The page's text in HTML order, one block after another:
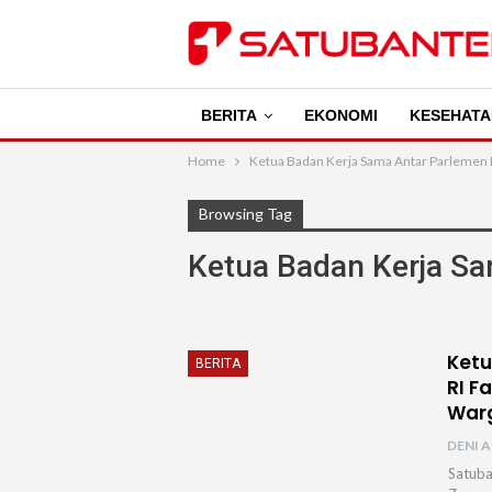
BERITA EKONOMI
Home Ketua Badan Kerja Sama Antar Parlemen
Browsing Tag
Ketua Badan Kerja
BERITA
RI
DENI